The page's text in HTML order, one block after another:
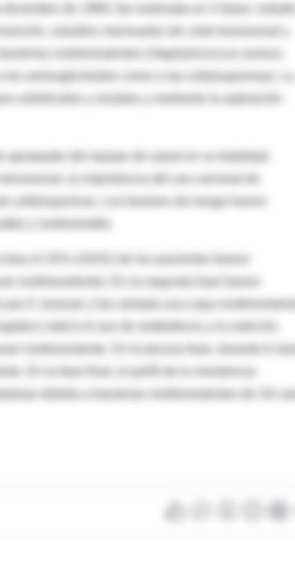
de 1999, fue realizada en 4 fases: estudio
estudios mensuales de corte transversal y
Staphylococcus aureus
aminoglicósidos como a las cefalosporinas). La
umbilicales y rectales y mediante la aspiración
del equipo de salud en su totalidad,
la importancia del uso racional de
cefalosporinas. Los factores de riesgo fueron
y multivariable.
el 32% (10/31) de los pacientes fueron
multiresistente). En la segunda fase fueron
indicó el uso de antibióticos y la nutrición